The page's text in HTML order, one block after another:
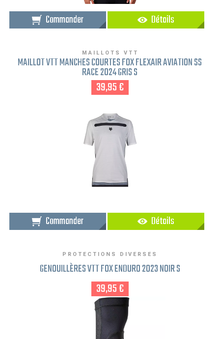
Commander Détails
MAILLOTS VTT
MAILLOT VTT MANCHES COURTES FOX FLEXAIR AVIATION SS
RACE 2024 GRIS S
39,95 €
Commander Détails
PROTECTIONS DIVERSES
GENOUILLÈRES VTT FOX ENDURO 2023 NOIR S
39,95 €